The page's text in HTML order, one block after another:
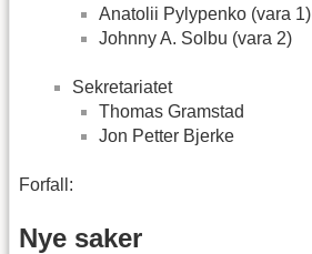
Anatolii Pylypenko (vara 1)
Johnny A. Solbu (vara 2)
Sekretariatet
Thomas Gramstad
Jon Petter Bjerke
Forfall:
Nye saker